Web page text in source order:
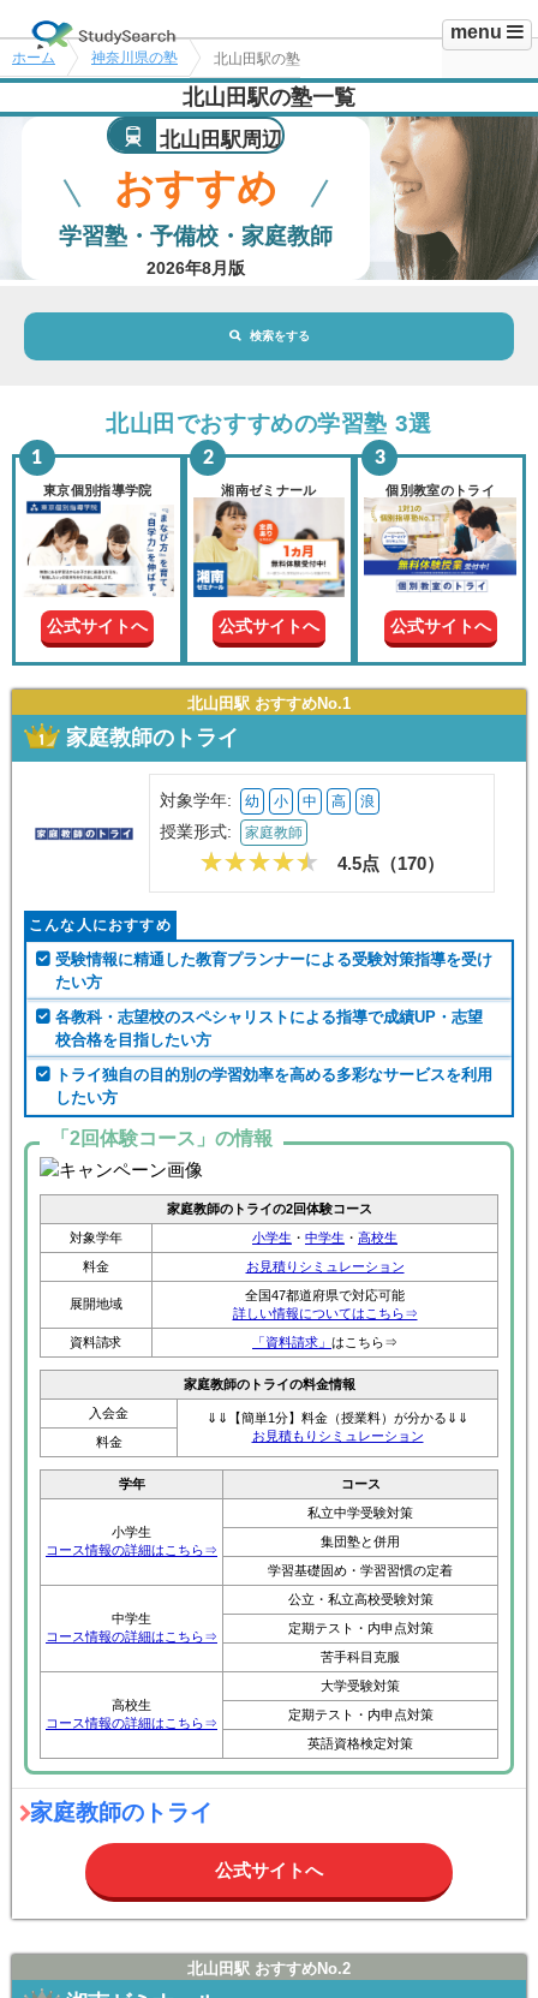
menu
ホーム 神奈川県の塾 北山田駅の塾
北山田駅の塾一覧
北山田駅周辺
おすすめ
学習塾・予備校・家庭教師
2026年8月版
検索をする
地域・駅 北山田駅
選択されていません
市区町村 選択されていません 変更
現在の
学年
授業形
式
この条件で絞り込む
北山田でおすすめの学習塾 3選
東京個別指導学院
公式サイトへ
湘南ゼミナール
公式サイトへ
個別教室のトライ
公式サイトへ
北山田駅 おすすめNo.1
家庭教師のトライ
対象学年: 幼 小 中 高 浪
授業形式: 家庭教師
4.5点（170）
こんな人におすすめ
受験情報に精通した教育プランナーによる受験対策指導を受け
たい方
各教科・志望校のスペシャリストによる指導で成績UP・志望
校合格を目指したい方
トライ独自の目的別の学習効率を高める多彩なサービスを利用
したい方
「2回体験コース」の情報
家庭教師のトライの2回体験コース
対象学年
小学生 ・ 中学生 ・ 高校生
料金
お見積りシミュレーション
展開地域
全国47都道府県で対応可能
詳しい情報についてはこちら⇒
資料請求
「資料請求」 はこちら⇒
家庭教師のトライの料金情報
入会金
⇓⇓【簡単1分】料金（授業料）が分かる⇓⇓
お見積もりシミュレーション
料金
学年 コース
小学生
コース情報の詳細はこちら⇒
私立中学受験対策
集団塾と併用
学習基礎固め・学習習慣の定着
中学生
コース情報の詳細はこちら⇒
公立・私立高校受験対策
定期テスト・内申点対策
苦手科目克服
高校生
コース情報の詳細はこちら⇒
大学受験対策
定期テスト・内申点対策
英語資格検定対策
家庭教師のトライ
公式サイトへ
北山田駅 おすすめNo.2